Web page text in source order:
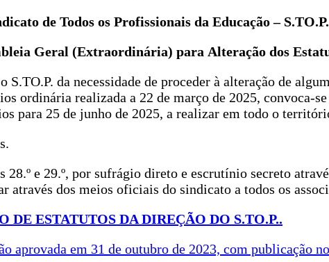
de Todos os Profissionais da Educação – S.TO.P.
Geral (Extraordinária) para Alteração dos
da necessidade de proceder à alteração de
ordinária realizada a 22 de março de 2025, convoca-
para 25 de junho de 2025, a realizar em todo o
e 29.º, por sufrágio direto e escrutínio secreto
através dos meios oficiais do sindicato a todos os
DE ESTATUTOS DA DIREÇÃO DO S.TO.P..
aprovada em 31 de outubro de 2023, com publicação